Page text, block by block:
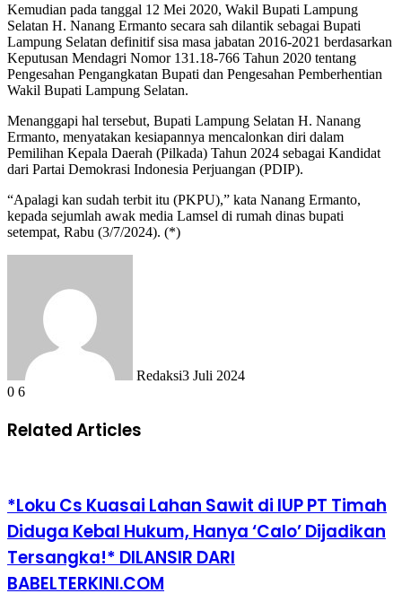
Kemudian pada tanggal 12 Mei 2020, Wakil Bupati Lampung
Selatan H. Nanang Ermanto secara sah dilantik sebagai Bupati
Lampung Selatan definitif sisa masa jabatan 2016-2021 berdasarkan
Keputusan Mendagri Nomor 131.18-766 Tahun 2020 tentang
Pengesahan Pengangkatan Bupati dan Pengesahan Pemberhentian
Wakil Bupati Lampung Selatan.
Menanggapi hal tersebut, Bupati Lampung Selatan H. Nanang
Ermanto, menyatakan kesiapannya mencalonkan diri dalam
Pemilihan Kepala Daerah (Pilkada) Tahun 2024 sebagai Kandidat
dari Partai Demokrasi Indonesia Perjuangan (PDIP).
“Apalagi kan sudah terbit itu (PKPU),” kata Nanang Ermanto,
kepada sejumlah awak media Lamsel di rumah dinas bupati
setempat, Rabu (3/7/2024). (*)
Redaksi3 Juli 2024
0 6
Related Articles
*Loku Cs Kuasai Lahan Sawit di IUP PT Timah
Diduga Kebal Hukum, Hanya ‘Calo’ Dijadikan
Tersangka!* DILANSIR DARI
BABELTERKINI.COM